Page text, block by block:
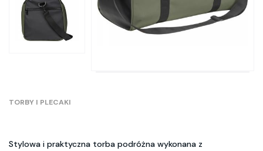
TORBY I PLECAKI
Stylowa i praktyczna torba podróżna wykonana z